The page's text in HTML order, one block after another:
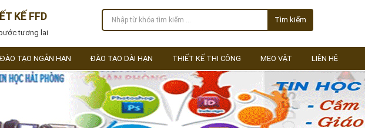
KẾ FFD
tương lai
Tìm kiếm
ĐÀO TẠO NGẮN HẠN ĐÀO TẠO DÀI HẠN THIẾT KẾ THI CÔNG MẸO VẶT LIÊN HỆ